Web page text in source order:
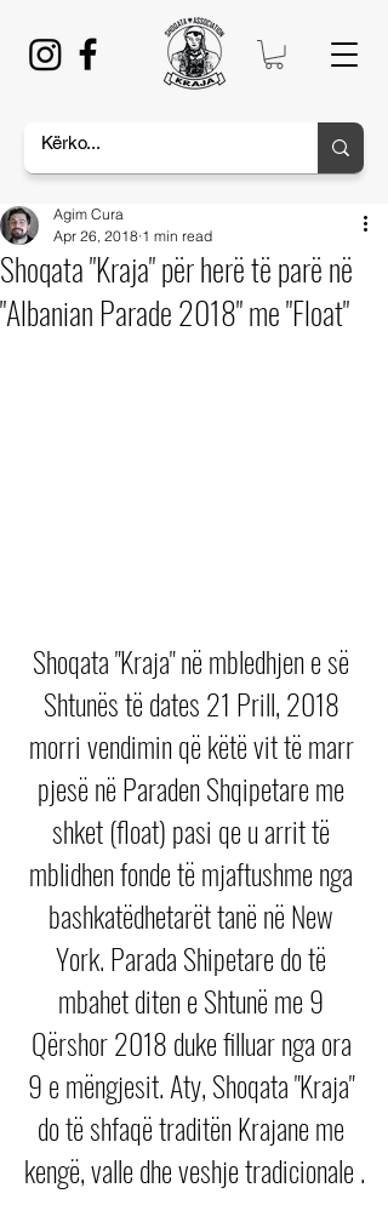
Shoqata "Kraja" për herë të parë në
"Albanian Parade 2018" me "Float"
Agim Cura
Apr 26, 2018 1 min read
Shoqata "Kraja" në mbledhjen e së
Shtunës të dates 21 Prill, 2018
morri vendimin që këtë vit të marr
pjesë në Paraden Shqipetare me
shket (float) pasi qe u arrit të
mblidhen fonde të mjaftushme nga
bashkatëdhetarët tanë në New
York. Parada Shipetare do të
mbahet diten e Shtunë me 9
Qërshor 2018 duke filluar nga ora
9 e mëngjesit. Aty, Shoqata "Kraja"
do të shfaqë traditën Krajane me
kengë, valle dhe veshje tradicionale .